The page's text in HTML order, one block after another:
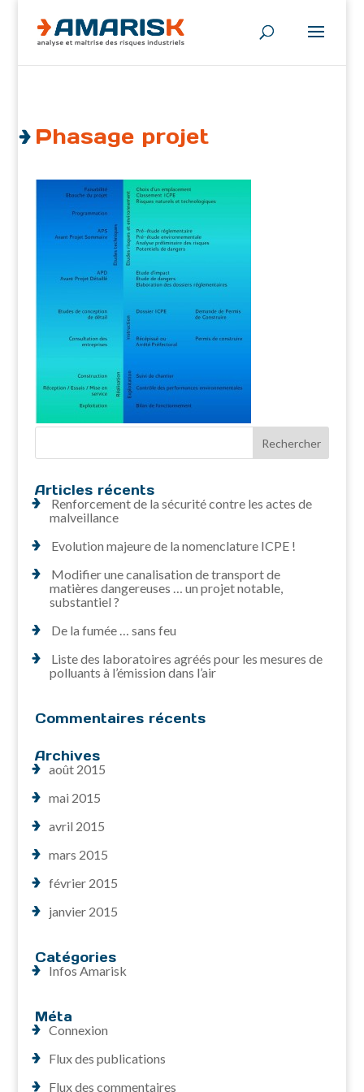
Phasage projet
Articles récents
Renforcement de la sécurité contre les actes de
malveillance
Evolution majeure de la nomenclature ICPE !
Modifier une canalisation de transport de
matières dangereuses … un projet notable,
substantiel ?
De la fumée … sans feu
Liste des laboratoires agréés pour les mesures de
polluants à l’émission dans l’air
Commentaires récents
Archives
août 2015
mai 2015
avril 2015
mars 2015
février 2015
janvier 2015
Catégories
Infos Amarisk
Méta
Connexion
Flux des publications
Flux des commentaires